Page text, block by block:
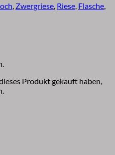
Zwergriese Riese Flasche
Produkt gekauft haben,